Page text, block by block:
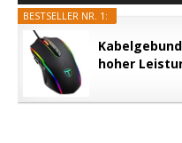
BESTSELLER NR. 1:
hoher